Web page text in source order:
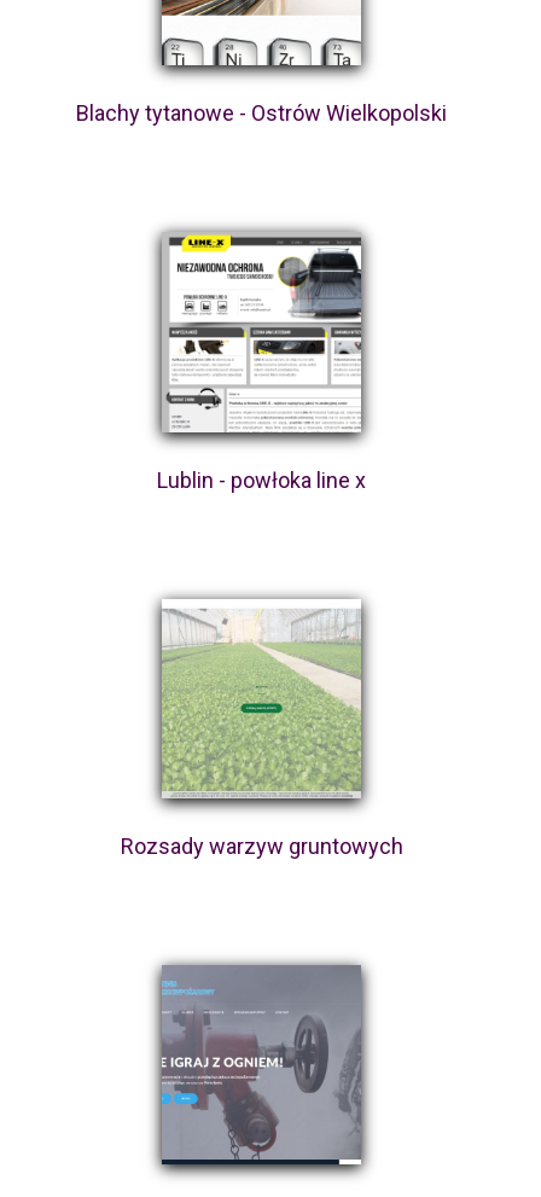
Blachy tytanowe - Ostrów Wielkopolski
Lublin - powłoka line x
Rozsady warzyw gruntowych